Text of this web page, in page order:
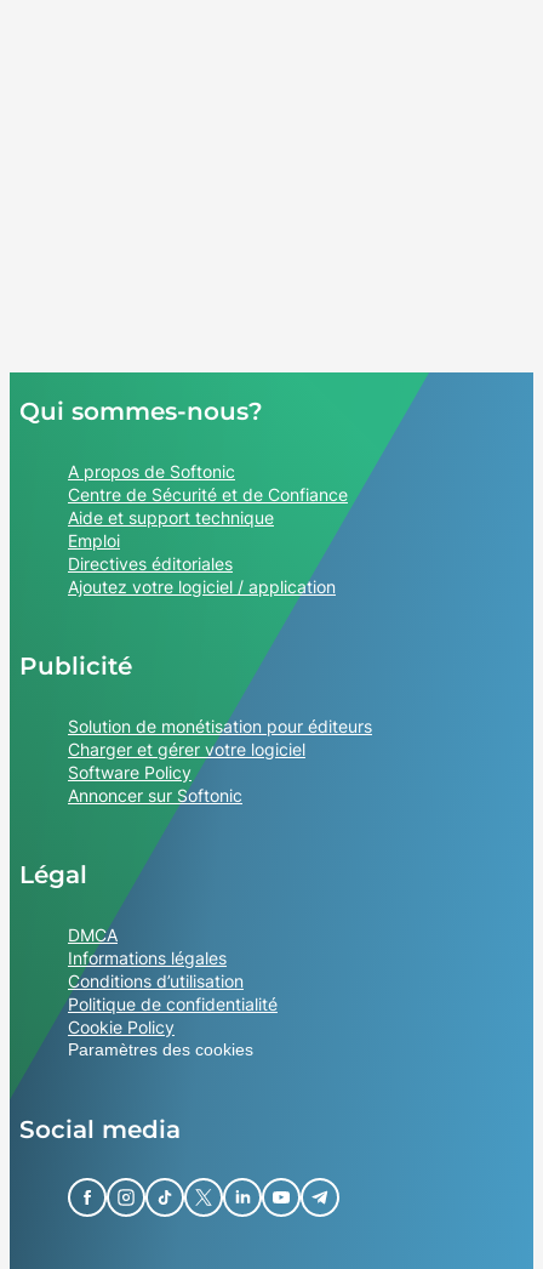
Qui sommes-nous?
A propos de Softonic
Centre de Sécurité et de Confiance
Aide et support technique
Emploi
Directives éditoriales
Ajoutez votre logiciel / application
Publicité
Solution de monétisation pour éditeurs
Charger et gérer votre logiciel
Software Policy
Annoncer sur Softonic
Légal
DMCA
Informations légales
Conditions d’utilisation
Politique de confidentialité
Cookie Policy
Paramètres des cookies
Social media